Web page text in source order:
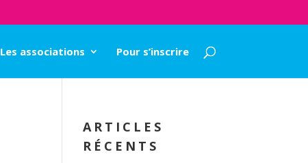
Les associations Pour s’inscrire
ARTICLES
RÉCENTS